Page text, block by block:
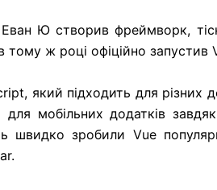
Ю створив фреймворк,
ж році офіційно запустив
який підходить для різних
мобільних додатків
зробили Vue